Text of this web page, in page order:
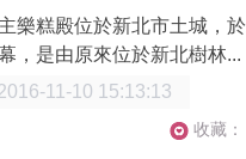
樂糕殿位於新北市土城，
，是由原來位於新北樹林...
11-10 15:13:13
收藏：